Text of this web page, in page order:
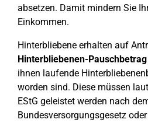
absetzen. Damit mindern Sie
Einkommen.
Hinterbliebene erhalten auf
Hinterbliebenen-
ihnen laufende
worden sind. Diese müssen
EStG geleistet werden nach
Bundesversorgungsgesetz